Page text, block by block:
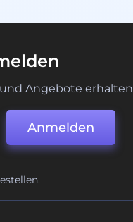
Angebote erhalten
Anmelden